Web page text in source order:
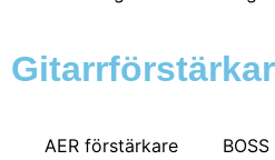
AER förstärkare